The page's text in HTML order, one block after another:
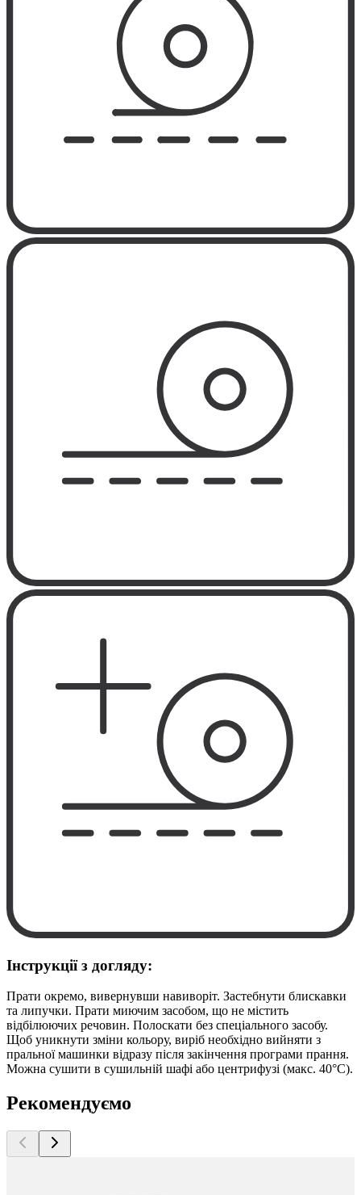
Інструкції з догляду:
Прати окремо, вивернувши навиворіт. Застебнути блискавки
та липучки. Прати миючим засобом, що не містить
відбілюючих речовин. Полоскати без спеціального засобу.
Щоб уникнути зміни кольору, виріб необхідно вийняти з
пральної машинки відразу після закінчення програми прання.
Можна сушити в сушильній шафі або центрифузі (макс. 40°C).
Рекомендуємо